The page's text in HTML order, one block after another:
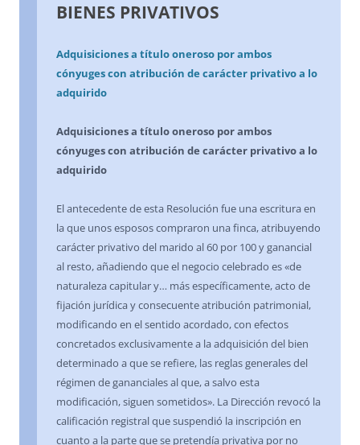
BIENES PRIVATIVOS
Adquisiciones a título oneroso por ambos
cónyuges con atribución de carácter privativo a lo
adquirido
Adquisiciones a título oneroso por ambos
cónyuges con atribución de carácter privativo a lo
adquirido
El antecedente de esta Resolución fue una escritura en
la que unos esposos compraron una finca, atribuyendo
carácter privativo del marido al 60 por 100 y ganancial
al resto, añadiendo que el negocio celebrado es «de
naturaleza capitular y… más específicamente, acto de
fijación jurídica y consecuente atribución patrimonial,
modificando en el sentido acordado, con efectos
concretados exclusivamente a la adquisición del bien
determinado a que se refiere, las reglas generales del
régimen de gananciales al que, a salvo esta
modificación, siguen sometidos». La Dirección revocó la
calificación registral que suspendió la inscripción en
cuanto a la parte que se pretendía privativa por no